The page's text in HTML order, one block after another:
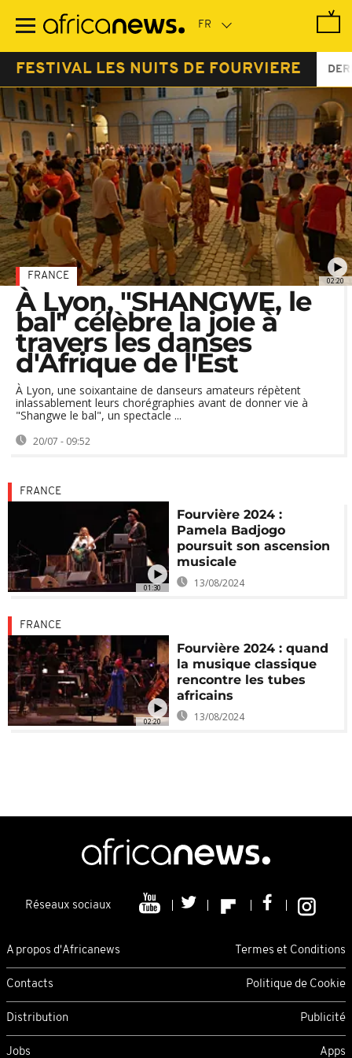
contenu
FESTIVAL LES NUITS DE FOURVIERE
02:20
FRANCE
À Lyon, "SHANGWE, le
bal" célèbre la joie à
travers les danses
d'Afrique de l'Est
À Lyon, une soixantaine de danseurs amateurs répètent
inlassablement leurs chorégraphies avant de donner vie à
"Shangwe le bal", un spectacle ...
20/07 - 09:52
01:30
FRANCE
Fourvière 2024 :
Pamela Badjogo
poursuit son ascension
musicale
13/08/2024
02:20
FRANCE
Fourvière 2024 : quand
la musique classique
rencontre les tubes
africains
13/08/2024
Réseaux sociaux
A propos d'Africanews Termes et Conditions
Contacts Politique de Cookie
Distribution Publicité
Jobs Apps